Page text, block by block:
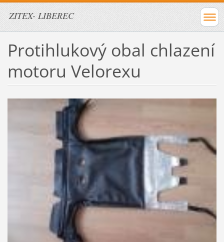
ZITEX- LIBEREC
Protihlukový obal chlazení
motoru Velorexu